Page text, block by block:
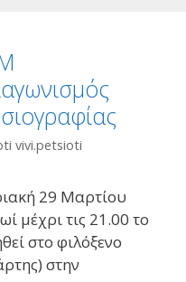
vivi.petsioti
29 Μαρτίου
μέχρι τις 21.00 το
στο φιλόξενο
στην